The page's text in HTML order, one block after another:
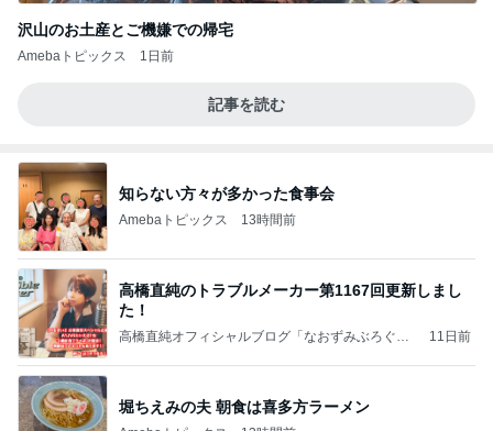
沢山のお土産とご機嫌での帰宅
Amebaトピックス 1日前
記事を読む
知らない方々が多かった食事会
Amebaトピックス 13時間前
高橋直純のトラブルメーカー第1167回更新しまし
た！
高橋直純オフィシャルブログ「なおずみぶろぐ」
11日前
堀ちえみの夫 朝食は喜多方ラーメン